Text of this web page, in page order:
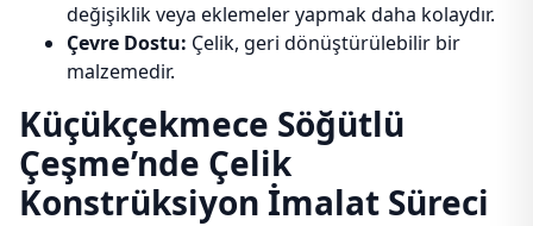
değişiklik veya eklemeler yapmak daha kolaydır.
Çevre Dostu: Çelik, geri dönüştürülebilir bir
malzemedir.
Küçükçekmece Söğütlü
Çeşme’nde Çelik
Konstrüksiyon İmalat Süreci